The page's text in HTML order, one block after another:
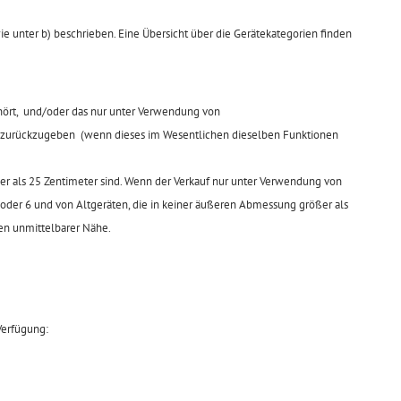
unter b) beschrieben. Eine Übersicht über die Gerätekategorien finden
und/oder das nur unter Verwendung von
(wenn dieses im Wesentlichen dieselben Funktionen
25 Zentimeter sind. Wenn der Verkauf nur unter Verwendung von
6 und von Altgeräten, die in keiner äußeren Abmessung größer als
unmittelbarer Nähe.